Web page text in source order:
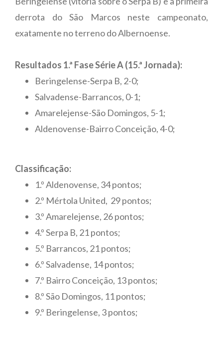
derrota do São Marcos neste campeonato,
exatamente no terreno do Albernoense.
Resultados 1.ª Fase Série A (15.ª Jornada):
Beringelense-Serpa B, 2-0;
Salvadense-Barrancos, 0-1;
Amarelejense-São Domingos, 5-1;
Aldenovense-Bairro Conceição, 4-0;
Classificação:
1.º Aldenovense, 34 pontos;
2.º Mértola United, 29 pontos;
3.º Amarelejense, 26 pontos;
4.º Serpa B, 21 pontos;
5.º Barrancos, 21 pontos;
6.º Salvadense, 14 pontos;
7.º Bairro Conceição, 13 pontos;
8.º São Domingos, 11 pontos;
9.º Beringelense, 3 pontos;